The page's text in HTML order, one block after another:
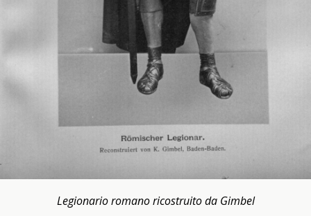
Legionario romano ricostruito da Gimbel